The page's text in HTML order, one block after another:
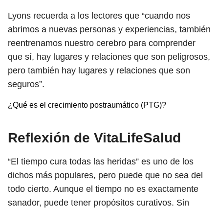
Lyons recuerda a los lectores que “cuando nos
abrimos a nuevas personas y experiencias, también
reentrenamos nuestro cerebro para comprender
que sí, hay lugares y relaciones que son peligrosos,
pero también hay lugares y relaciones que son
seguros”.
¿Qué es el crecimiento postraumático (PTG)?
Reflexión de VitaLifeSalud
“El tiempo cura todas las heridas” es uno de los
dichos más populares, pero puede que no sea del
todo cierto. Aunque el tiempo no es exactamente
sanador, puede tener propósitos curativos. Sin